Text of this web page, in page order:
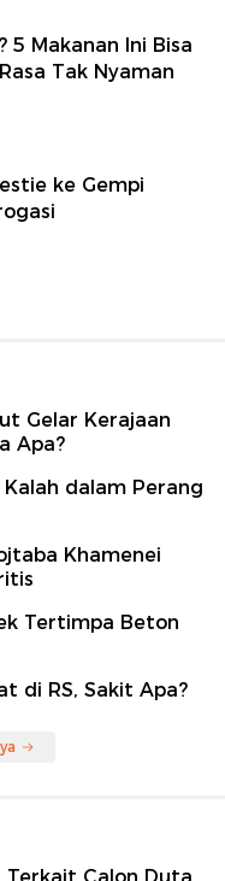
5 Makanan Ini Bisa
Tak Nyaman
ke Gempi
Gelar Kerajaan
Apa?
dalam Perang
Khamenei
Tertimpa Beton
di RS, Sakit Apa?
Terkait Calon Duta